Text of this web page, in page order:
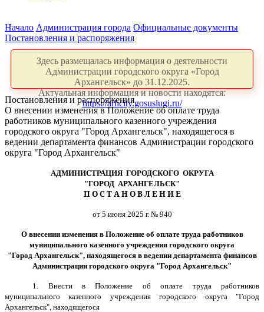
Начало Администрация города Официальные документы
Постановления и распоряжения
Здесь размещалась информация о деятельности
Администрации городского округа «Город
Архангельск» до 31.12.2025.
Актуальная информация и новости находятся:
https://arhcity.gosuslugi.ru/
Постановления и распоряжения
О внесении изменения в Положение об оплате труда
работников муниципального казенного учреждения
городского округа "Город Архангельск", находящегося в
ведении департамента финансов Администрации городского
округа "Город Архангельск"
АДМИНИСТРАЦИЯ ГОРОДСКОГО ОКРУГА
"ГОРОД АРХАНГЕЛЬСК"
П О С Т А Н О В Л Е Н И Е
от 5 июня 2025 г. № 940
О внесении изменения в Положение об оплате труда работников
муниципального казенного учреждения городского округа
"Город Архангельск", находящегося в ведении департамента финансов
Администрации городского округа "Город Архангельск"
1. Внести в Положение об оплате труда работников
муниципального казенного учреждения городского округа "Город
Архангельск", находящегося